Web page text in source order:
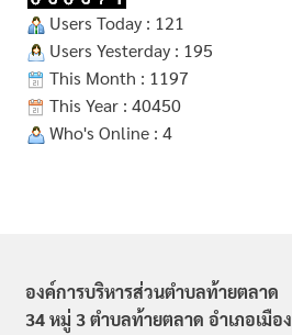
Users Today : 121
Users Yesterday : 195
This Month : 1197
This Year : 40450
Who's Online : 4
องค์การบริหารส่วนตำบลท้ายตลาด
34 หมู่ 3 ตำบลท้ายตลาด อำเภอเมื